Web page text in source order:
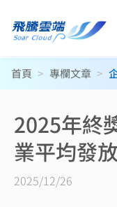
首頁 > 專欄文章 >
2025年終
業平均發
2025/12/26